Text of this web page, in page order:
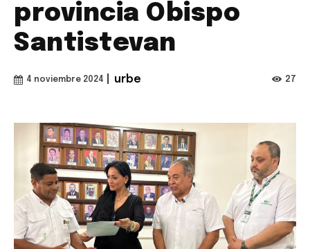
provincia Obispo
Santistevan
4 noviembre 2024 urbe 27